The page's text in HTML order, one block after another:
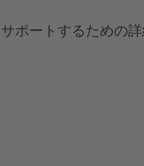
ートするための詳